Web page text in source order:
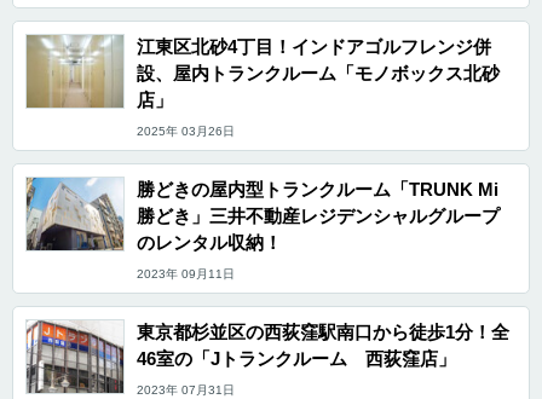
江東区北砂4丁目！インドアゴルフレンジ併
設、屋内トランクルーム「モノボックス北砂
店」
2025年 03月26日
勝どきの屋内型トランクルーム「TRUNK Mi
勝どき」三井不動産レジデンシャルグループ
のレンタル収納！
2023年 09月11日
東京都杉並区の西荻窪駅南口から徒歩1分！全
46室の「Jトランクルーム 西荻窪店」
2023年 07月31日